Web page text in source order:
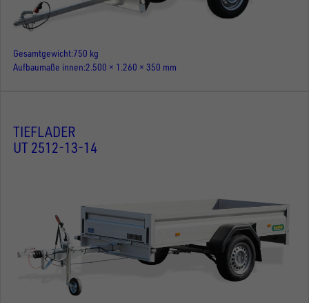
Gesamtgewicht 750 kg
Aufbaumaße innen 2.500 × 1.260 × 350 mm
TIEFLADER
UT 2512-13-14